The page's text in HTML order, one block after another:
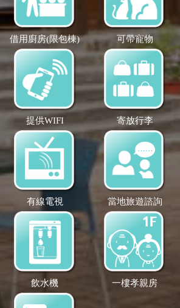
借用廚房(限包棟) 可帶寵物
提供WIFI 寄放行李
有線電視 當地旅遊諮詢
飲水機 一樓孝親房